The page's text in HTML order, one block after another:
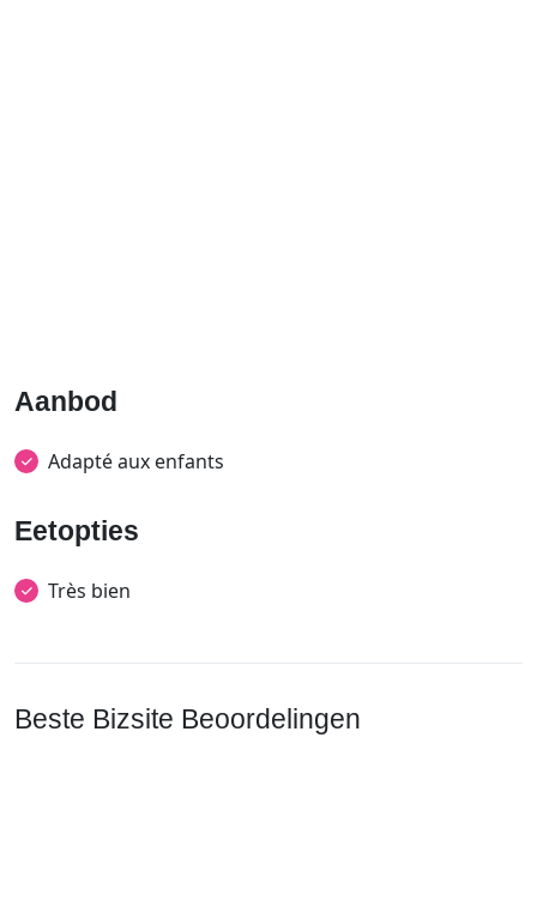
Aanbod
Adapté aux enfants
Eetopties
Très bien
Beste Bizsite Beoordelingen